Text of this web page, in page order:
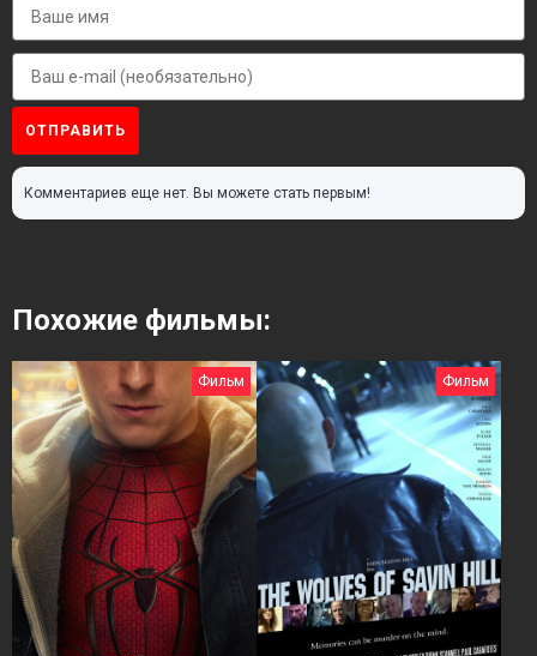
ОТПРАВИТЬ
Комментариев еще нет. Вы можете стать первым!
Похожие фильмы:
Фильм Фильм